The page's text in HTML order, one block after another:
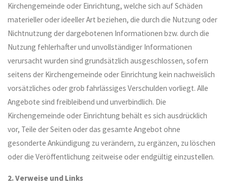
Kirchengemeinde oder Einrichtung, welche sich auf Schäden
materieller oder ideeller Art beziehen, die durch die Nutzung oder
Nichtnutzung der dargebotenen Informationen bzw. durch die
Nutzung fehlerhafter und unvollständiger Informationen
verursacht wurden sind grundsätzlich ausgeschlossen, sofern
seitens der Kirchengemeinde oder Einrichtung kein nachweislich
vorsätzliches oder grob fahrlässiges Verschulden vorliegt. Alle
Angebote sind freibleibend und unverbindlich. Die
Kirchengemeinde oder Einrichtung behält es sich ausdrücklich
vor, Teile der Seiten oder das gesamte Angebot ohne
gesonderte Ankündigung zu verändern, zu ergänzen, zu löschen
oder die Veröffentlichung zeitweise oder endgültig einzustellen.
2. Verweise und Links